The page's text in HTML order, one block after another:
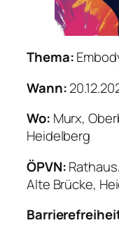
Thema:
Wann:
Wo: Murx,
Heidelberg
ÖPVN:
Alte Brücke,